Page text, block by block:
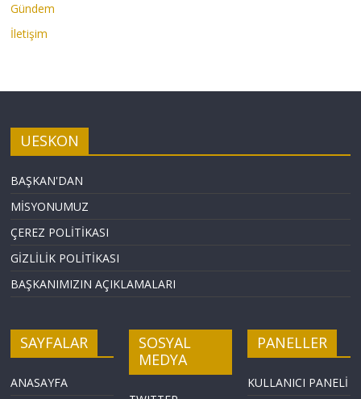
Gündem
İletişim
UESKON
BAŞKAN'DAN
MİSYONUMUZ
ÇEREZ POLİTİKASI
GİZLİLİK POLİTİKASI
BAŞKANIMIZIN AÇIKLAMALARI
SAYFALAR
ANASAYFA
SOSYAL
MEDYA
PANELLER
KULLANICI PANELİ